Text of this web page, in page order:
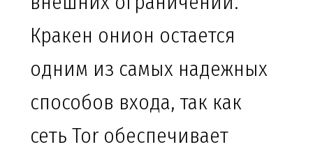
Кракен онион остается
одним из самых надежных
способов входа, так как
сеть Tor обеспечивает